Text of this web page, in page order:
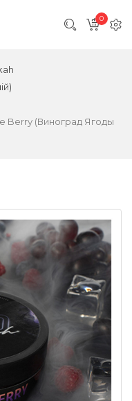
0
Berry (Виноград Ягоды